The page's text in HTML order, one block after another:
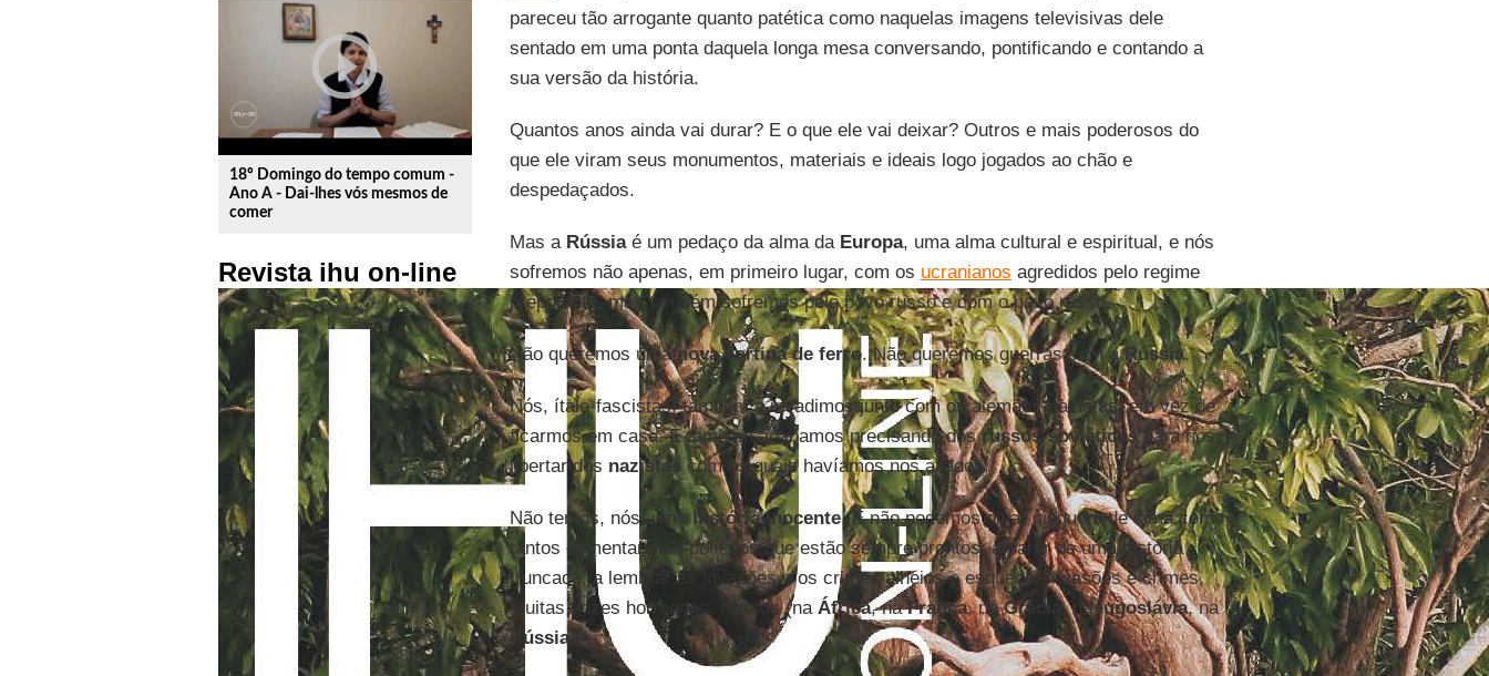
play_circle_outline
18º Domingo do tempo comum -
Ano A - Dai-lhes vós mesmos de
comer
Revista ihu on-line
pareceu tão arrogante quanto patética como naquelas imagens televisivas dele
sentado em uma ponta daquela longa mesa conversando, pontificando e contando a
sua versão da história.
Quantos anos ainda vai durar? E o que ele vai deixar? Outros e mais poderosos do
que ele viram seus monumentos, materiais e ideais logo jogados ao chão e
despedaçados.
Mas a Rússiaé um pedaço da alma da Europa, uma alma cultural e espiritual, e nós
sofremos não apenas, em primeiro lugar, com os ucranianos agredidos pelo regime
prepotente, mas também sofremos pelo povo russo e com o povo russo.
Não queremos umanova cortina de ferro. Não queremos guerras com aRússia.
Nós, ítalo-fascistas, também a invadimos junto com os alemães-nazistas, em vez de
ficarmos em casa. E também acabamos precisando dosrussos-soviéticospara nos
libertar dos nazistascom os quais havíamos nos aliados.
Não temos, nós, uma história inocente. E não podemos olhar ninguém de cima como
tantos comentaristas políticos que estão sempre prontos, a partir de uma história
truncada, a lembrar as invasões e os crimes alheios e esquecer invasões e crimes,
muitas vezes horrendos, nossos (na África, naFrança, naGrécia, naIugoslávia, na
Rússia).